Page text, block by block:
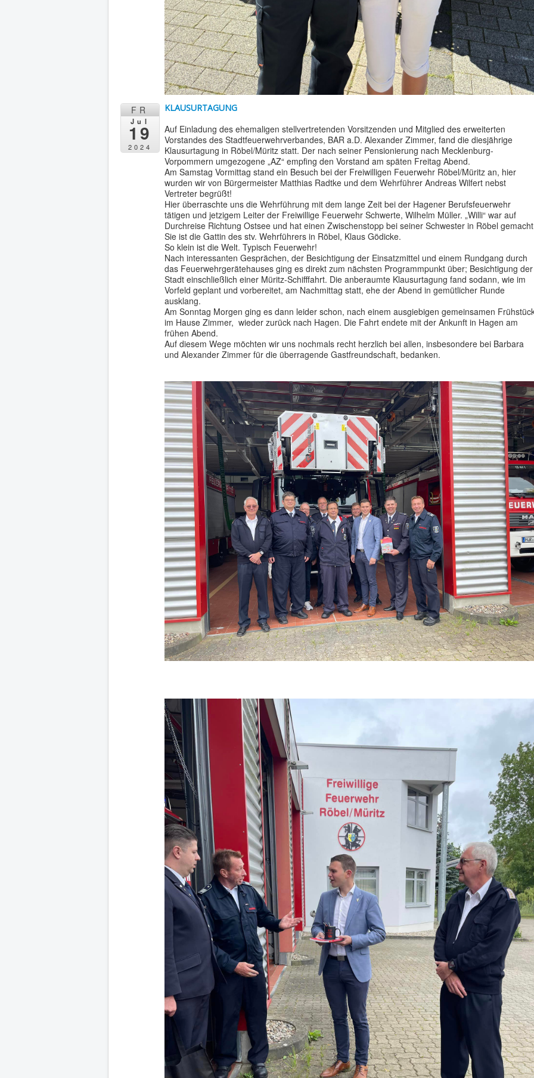
FR
Jul
19
2024
KLAUSURTAGUNG
Auf Einladung des ehemaligen stellvertretenden Vorsitzenden und Mitglied des erweiterten
Vorstandes des Stadtfeuerwehrverbandes, BAR a.D. Alexander Zimmer, fand die diesjährige
Klausurtagung in Röbel/Müritz statt. Der nach seiner Pensionierung nach Mecklenburg-
Vorpommern umgezogene „AZ“ empfing den Vorstand am späten Freitag Abend.
Am Samstag Vormittag stand ein Besuch bei der Freiwilligen Feuerwehr Röbel/Müritz an, hier
wurden wir von Bürgermeister Matthias Radtke und dem Wehrführer Andreas Wilfert nebst
Vertreter begrüßt!
Hier überraschte uns die Wehrführung mit dem lange Zeit bei der Hagener Berufsfeuerwehr
tätigen und jetzigem Leiter der Freiwillige Feuerwehr Schwerte, Wilhelm Müller. „Willi“ war auf
Durchreise Richtung Ostsee und hat einen Zwischenstopp bei seiner Schwester in Röbel
Sie ist die Gattin des stv. Wehrführers in Röbel, Klaus Gödicke.
So klein ist die Welt. Typisch Feuerwehr!
Nach interessanten Gesprächen, der Besichtigung der Einsatzmittel und einem Rundgang durch
das Feuerwehrgerätehauses ging es direkt zum nächsten Programmpunkt über; Besichtigung der
Stadt einschließlich einer Müritz-Schifffahrt. Die anberaumte Klausurtagung fand sodann, wie im
Vorfeld geplant und vorbereitet, am Nachmittag statt, ehe der Abend in gemütlicher Runde
ausklang.
Am Sonntag Morgen ging es dann leider schon, nach einem ausgiebigen gemeinsamen
im Hause Zimmer, wieder zurück nach Hagen. Die Fahrt endete mit der Ankunft in Hagen am
frühen Abend.
Auf diesem Wege möchten wir uns nochmals recht herzlich bei allen, insbesondere bei Barbara
und Alexander Zimmer für die überragende Gastfreundschaft, bedanken.